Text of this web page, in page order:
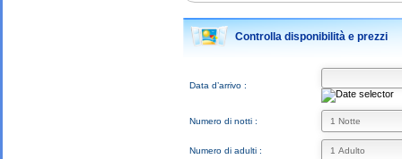
Controlla disponibilità e prezzi
Data d’arrivo :
Numero di notti :
Numero di adulti :